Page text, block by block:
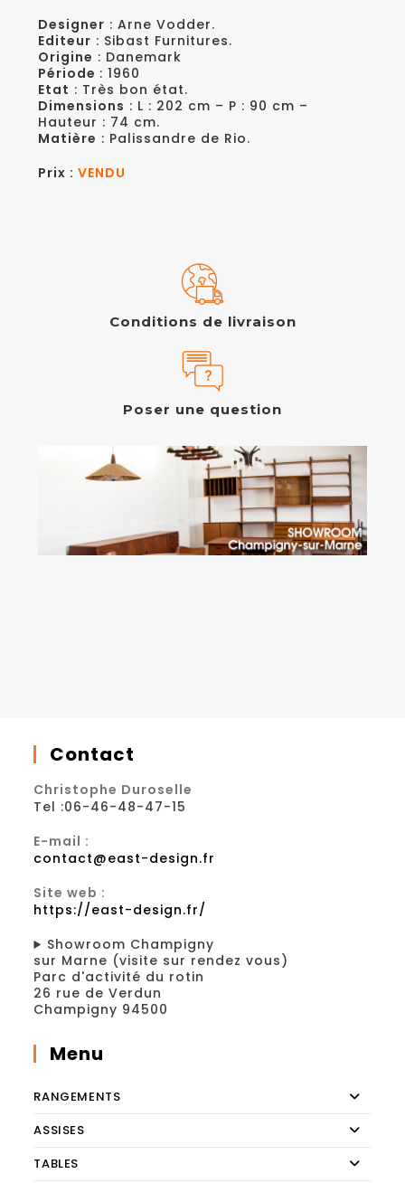
Designer : Arne Vodder.
Editeur : Sibast Furnitures.
Origine : Danemark
Période : 1960
Etat : Très bon état.
Dimensions : L : 202 cm – P : 90 cm –
Hauteur : 74 cm.
Matière : Palissandre de Rio.
Prix :VENDU
Conditions de livraison
Poser une question
Contact
Christophe Duroselle
Tel :06-46-48-47-15
E-mail :
contact@east-design.fr
Site web :
https://east-design.fr/
Showroom Champigny
sur Marne (visite sur rendez vous)
Parc d'activité du rotin
26 rue de Verdun
Champigny 94500
Menu
RANGEMENTS
ASSISES
TABLES